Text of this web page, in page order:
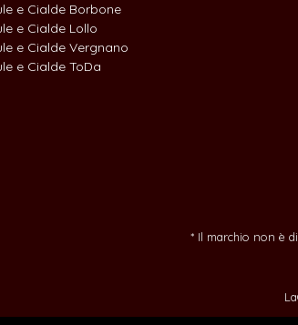
e Cialde Borbone
e Cialde Lollo
e Cialde Vergnano
e Cialde ToDa
* Il marchio non è